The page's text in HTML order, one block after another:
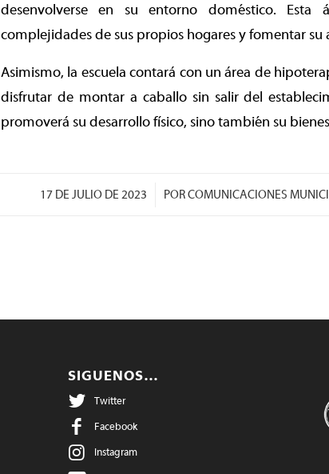
desenvolverse en su entorno doméstico. Esta
complejidades de sus propios hogares y fomentar su
Asimismo, la escuela contará con un área de
disfrutar de montar a caballo sin salir del
promoverá su desarrollo físico, sino también su
17 DE JULIO DE 2023
/ PORCOMUNICACIONES
SIGUENOS…
Twitter
Facebook
Instagram